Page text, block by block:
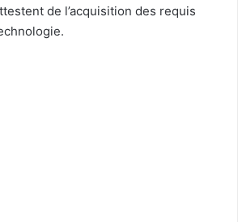
de l’acquisition des requis